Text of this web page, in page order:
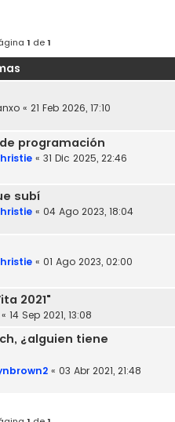
1 de1
« 21 Feb 2026, 17:10
programación
« 31 Dic 2025, 22:46
subí
« 04 Ago 2023, 18:04
« 01 Ago 2023, 02:00
2021"
« 14 Sep 2021, 13:08
¿alguien tiene
« 03 Abr 2021, 21:48